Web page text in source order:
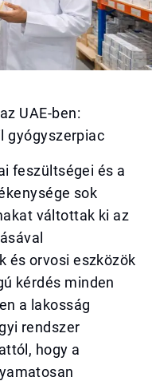
UAE-ben:
gyógyszerpiac
feszültségei és a
sok
váltottak ki az
és orvosi eszközök
kérdés minden
a lakosság
rendszer
hogy a